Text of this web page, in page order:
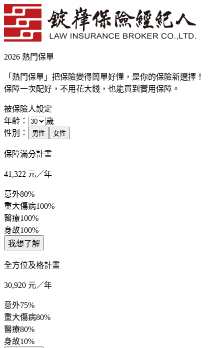
2026 熱門保單
「熱門保單」把保險變得簡單好懂，是你的保險新選擇！
保障一次配好，不用花大錢，也能買到實用保障。
被保險人設定
年齡：
歲
性別：
男性 女性
保障滿分計畫
41,322 元／年
意外80%
重大傷病100%
醫療100%
身故100%
我想了解
全方位及格計畫
30,920 元／年
意外75%
重大傷病80%
醫療80%
身故10%